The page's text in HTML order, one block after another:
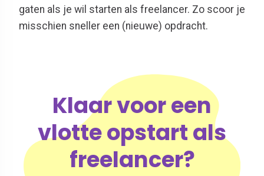
gaten als je wil starten als freelancer. Zo scoor je
misschien sneller een (nieuwe) opdracht.
Klaar voor een
vlotte opstart als
freelancer?